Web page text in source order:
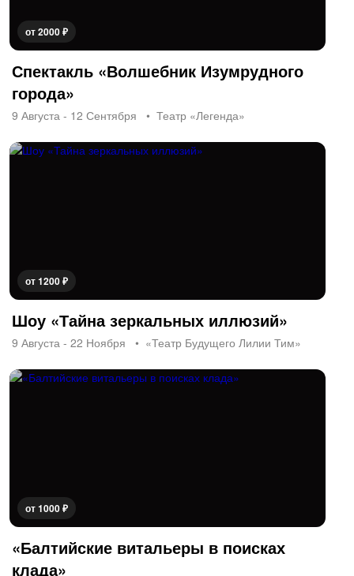
от 2000 ₽
Спектакль «Волшебник Изумрудного
города»
9 Августа - 12 Сентября Театр «Легенда»
от 1200 ₽
Шоу «Тайна зеркальных иллюзий»
9 Августа - 22 Ноября «Театр Будущего Лилии Тим»
от 1000 ₽
«Балтийские витальеры в поисках
клада»